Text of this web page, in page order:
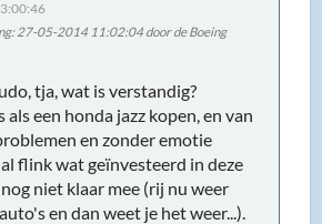
: 27-05-2014 11:02:04 door de Boeing
tja, wat is verstandig?
een honda jazz kopen, en van
en zonder emotie
flink wat geïnvesteerd in deze
niet klaar mee (rij nu weer
en dan weet je het weer...).